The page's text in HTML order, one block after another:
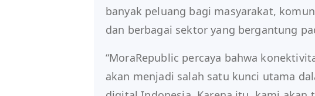
banyak peluang bagi masyarakat,
dan berbagai sektor yang bergantung
“MoraRepublic percaya bahwa
akan menjadi salah satu kunci utama